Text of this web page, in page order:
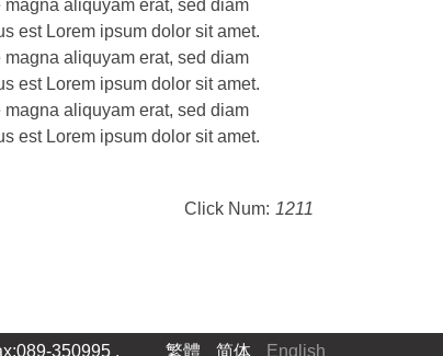
aliquyam erat, sed diam
est Lorem ipsum dolor sit amet.
aliquyam erat, sed diam
est Lorem ipsum dolor sit amet.
aliquyam erat, sed diam
est Lorem ipsum dolor sit amet.
Click Num: 1211
繁體 简体 English
350995 .